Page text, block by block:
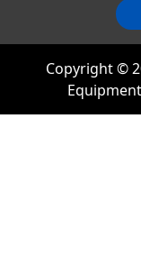
Copyright ©